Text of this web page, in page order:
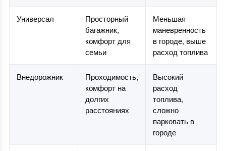
Универсал
Просторный
багажник,
комфорт для
семьи
Меньшая
маневренность
в городе, выше
расход топлива
Внедорожник
Проходимость,
комфорт на
долгих
расстояниях
Высокий
расход
топлива,
сложно
парковать в
городе